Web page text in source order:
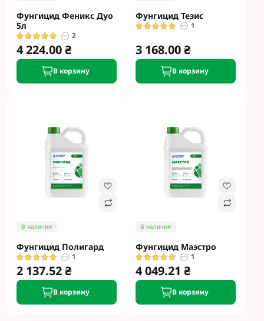
Фунгицид Феникс Дуо
5л
2
4 224.00 ₴
В корзину
Фунгицид Тезис
1
3 168.00 ₴
В корзину
В наличии
Фунгицид Полигард
1
2 137.52 ₴
В корзину
В наличии
Фунгицид Маэстро
1
4 049.21 ₴
В корзину